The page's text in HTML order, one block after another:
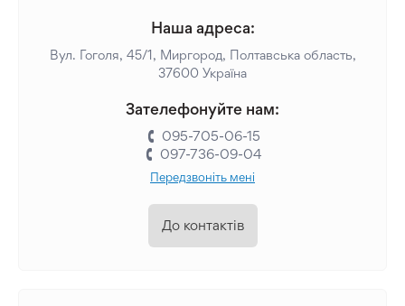
Наша адреса:
Вул. Гоголя, 45/1, Миргород, Полтавська область,
37600 Україна
Зателефонуйте нам:
095-705-06-15
097-736-09-04
Передзвоніть мені
До контактів